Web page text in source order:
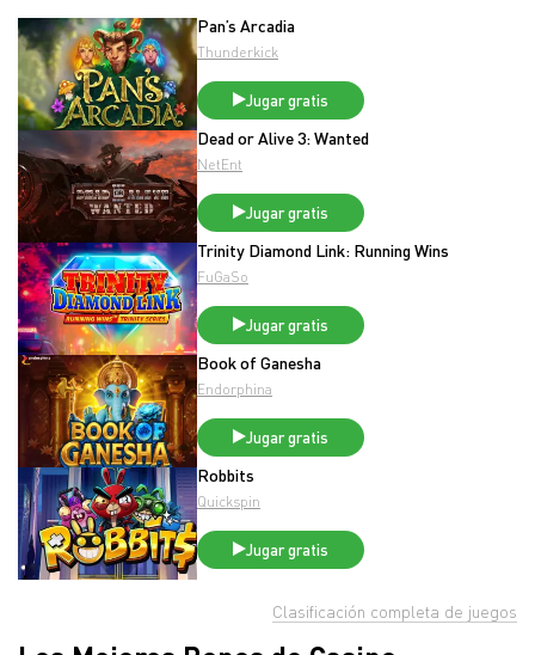
Pan’s Arcadia
Thunderkick
Jugar gratis
Dead or Alive 3: Wanted
NetEnt
Jugar gratis
Trinity Diamond Link: Running Wins
FuGaSo
Jugar gratis
Book of Ganesha
Endorphina
Jugar gratis
Robbits
Quickspin
Jugar gratis
Clasificación completa de juegos